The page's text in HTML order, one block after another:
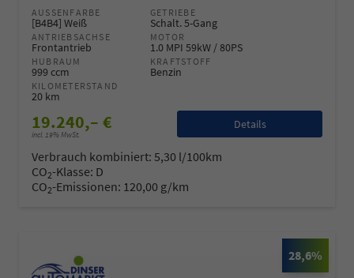
AUSSENFARBE
[B4B4] Weiß
GETRIEBE
Schalt. 5-Gang
ANTRIEBSACHSE
Frontantrieb
MOTOR
1.0 MPI 59kW / 80PS
HUBRAUM
999 ccm
KRAFTSTOFF
Benzin
KILOMETERSTAND
20 km
19.240,– €
incl. 19% MwSt.
Details
Verbrauch kombiniert: 5,30 l/100km
CO2-Klasse: D
CO2-Emissionen: 120,00 g/km
28,6%